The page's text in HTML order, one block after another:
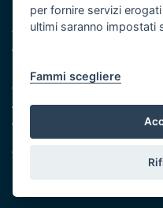
Iniziativa finanziata con
Asse XI
Note legali
Cookie e privacy
Amministrazione trasparente
Atti di notifica
Feed RSS
Servizi Intranet
per fornire servizi
ultimi saranno impostati
Fammi scegliere